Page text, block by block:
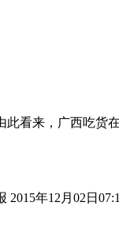
此看来，广西吃货
年12月02日